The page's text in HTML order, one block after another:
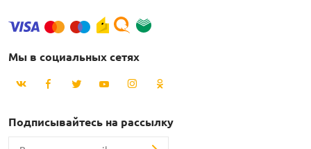
Мы в социальных сетях
Подписывайтесь на рассылку